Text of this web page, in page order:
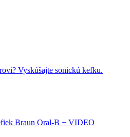
Vyskúšajte sonickú kefku.
Braun Oral-B + VIDEO